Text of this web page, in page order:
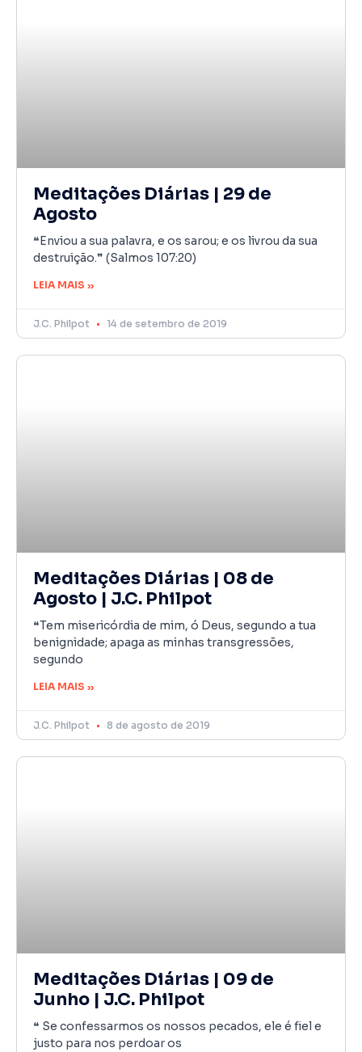
Meditações Diárias | 29 de
Agosto
❝Enviou a sua palavra, e os sarou; e os livrou da sua
destruição.❞ (Salmos 107:20)
LEIA MAIS »
J.C. Philpot 14 de setembro de 2019
Meditações Diárias | 08 de
Agosto | J.C. Philpot
❝Tem misericórdia de mim, ó Deus, segundo a tua
benignidade; apaga as minhas transgressões,
segundo
LEIA MAIS »
J.C. Philpot 8 de agosto de 2019
Meditações Diárias | 09 de
Junho | J.C. Philpot
❝ Se confessarmos os nossos pecados, ele é fiel e
justo para nos perdoar os